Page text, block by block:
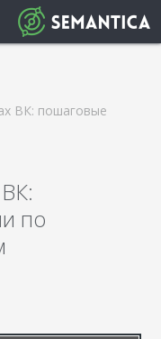
ВК: пошаговые
по